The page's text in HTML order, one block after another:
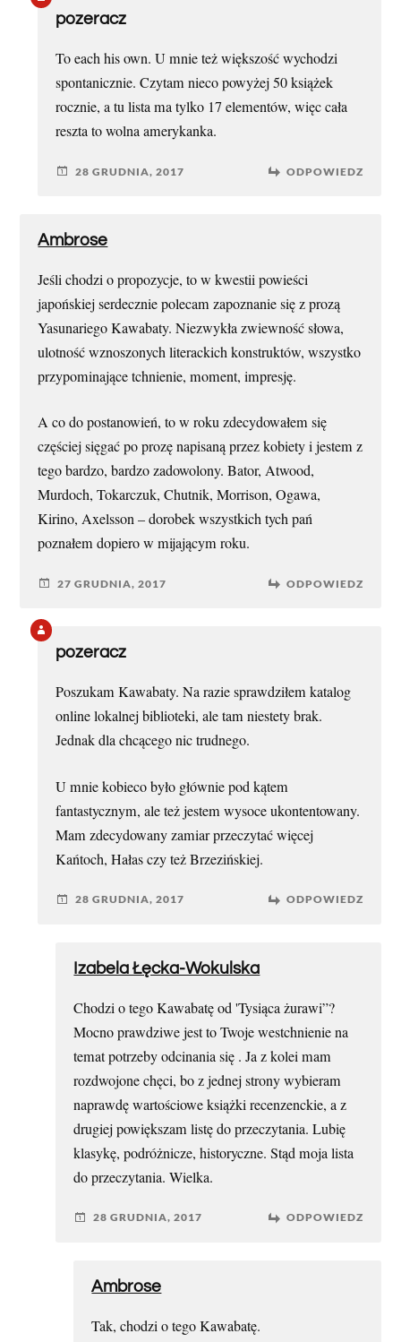
pozeracz
To each his own. U mnie też większość wychodzi
spontanicznie. Czytam nieco powyżej 50 książek
rocznie, a tu lista ma tylko 17 elementów, więc cała
reszta to wolna amerykanka.
28 GRUDNIA, 2017 ODPOWIEDZ
Ambrose
Jeśli chodzi o propozycje, to w kwestii powieści
japońskiej serdecznie polecam zapoznanie się z prozą
Yasunariego Kawabaty. Niezwykła zwiewność słowa,
ulotność wznoszonych literackich konstruktów, wszystko
przypominające tchnienie, moment, impresję.
A co do postanowień, to w roku zdecydowałem się
częściej sięgać po prozę napisaną przez kobiety i jestem z
tego bardzo, bardzo zadowolony. Bator, Atwood,
Murdoch, Tokarczuk, Chutnik, Morrison, Ogawa,
Kirino, Axelsson – dorobek wszystkich tych pań
poznałem dopiero w mijającym roku.
27 GRUDNIA, 2017 ODPOWIEDZ
pozeracz
Poszukam Kawabaty. Na razie sprawdziłem katalog
online lokalnej biblioteki, ale tam niestety brak.
Jednak dla chcącego nic trudnego.
U mnie kobieco było głównie pod kątem
fantastycznym, ale też jestem wysoce ukontentowany.
Mam zdecydowany zamiar przeczytać więcej
Kańtoch, Hałas czy też Brzezińskiej.
28 GRUDNIA, 2017 ODPOWIEDZ
Izabela Łęcka-Wokulska
Chodzi o tego Kawabatę od 'Tysiąca żurawi”?
Mocno prawdziwe jest to Twoje westchnienie na
temat potrzeby odcinania się . Ja z kolei mam
rozdwojone chęci, bo z jednej strony wybieram
naprawdę wartościowe książki recenzenckie, a z
drugiej powiększam listę do przeczytania. Lubię
klasykę, podróżnicze, historyczne. Stąd moja lista
do przeczytania. Wielka.
28 GRUDNIA, 2017 ODPOWIEDZ
Ambrose
Tak, chodzi o tego Kawabatę.